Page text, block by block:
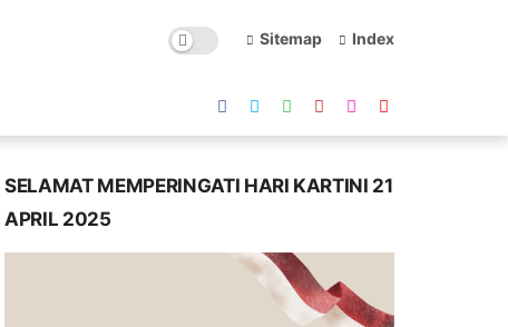
Sitemap Index
SELAMAT MEMPERINGATI HARI KARTINI 21
APRIL 2025